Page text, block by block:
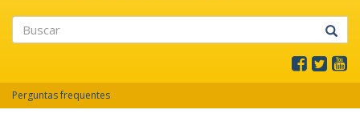
Perguntas frequentes